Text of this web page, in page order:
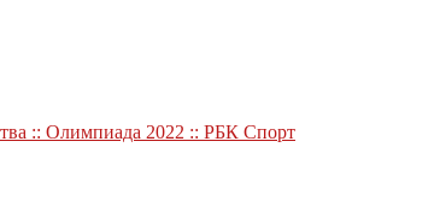
:: Олимпиада 2022 :: РБК Спорт